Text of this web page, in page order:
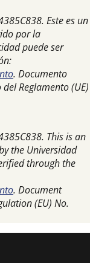
Este es un
por la
puede ser
. Documento
Reglamento (UE)
This is an
the Universidad
through the
. Document
(EU) No.